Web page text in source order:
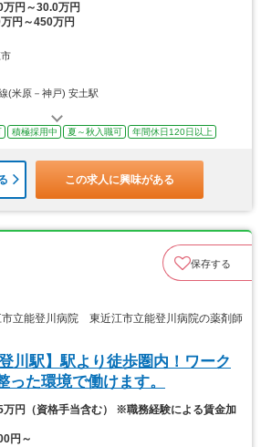
万円～30.0万円
万円～450万円
(米原－神戸) 安土駅
積極採用中 夏～秋入職可 年間休日120日以上
この求人に興味がある
保存する
立能登川病院 東近江市立能登川病院の薬剤師
川駅】駅より徒歩圏内！ワーク
った環境で働けます。
万円（資格手当含む） ※職務経験による賃金加
円～